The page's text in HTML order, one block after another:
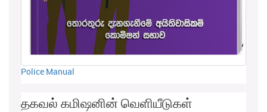
Police Manual
தகவல் கமிஷனின் வெளியீடுகள்